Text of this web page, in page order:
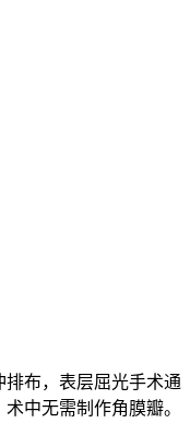
排布，表层屈光手术通
中无需制作角膜瓣。